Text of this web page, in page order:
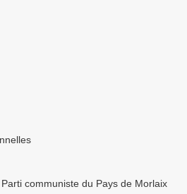
communiste du Pays de Morlaix